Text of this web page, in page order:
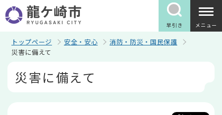
の
ペ
早引き メニュー
トップページ 安全・安心
消防・防災・国民保護
災害に備えて
災害に備えて